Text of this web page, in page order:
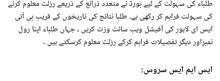
طلباء کی سہولت کے لیے بورڈ نے متعدد ذرائع کے ذریعے رزلٹ معلوم کرنے
کی سہولت فراہم کر رکھی ہے۔ طلبا نتائج کی تاریخوں کے قریب بی آئی
ایس ای لاہور کی آفیشل ویب سائٹ وزٹ کریں ، جہاں طلباء اپنا رول
نمبراور دیگر تفصیلات فراہم کرکے رزلٹ معلوم کرسکتے ہیں ۔
ایس ایم ایس سروس: